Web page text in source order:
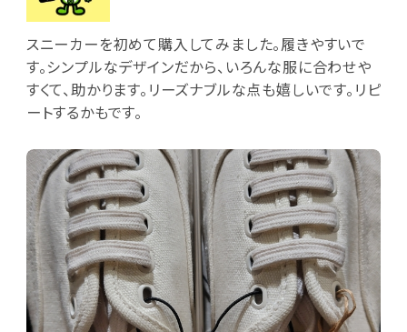
スニーカーを初めて購入してみました。履きやすいで
す。シンプルなデザインだから、いろんな服に合わせや
すくて、助かります。リーズナブルな点も嬉しいです。リピ
ートするかもです。